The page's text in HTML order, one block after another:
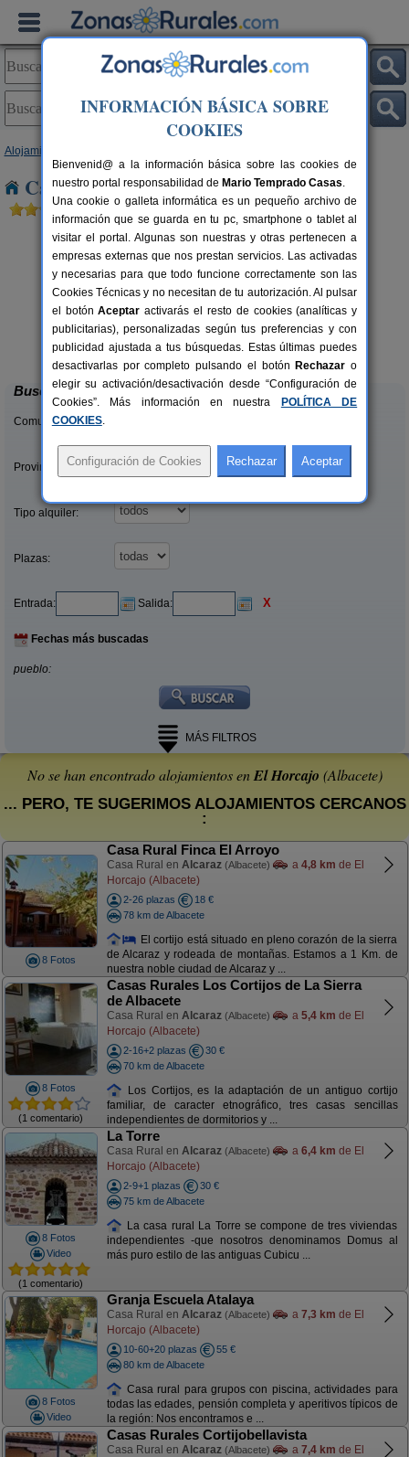
Alojamientos
Casas Rurales cerca de El Horcajo
6-16+4 pers.
desde18 €
Casas Rurales Tío Segundo
Carcelén (Albacete)
Buscar
Comunidades:
Provincias/Islas:
Tipo alquiler:
Plazas:
Entrada: Salida: X
Fechas más buscadas
pueblo:
MÁS FILTROS
No se han encontrado alojamientos enEl Horcajo (Albacete)
... PERO, TE SUGERIMOS ALOJAMIENTOS CERCANOS
:
8 Fotos
Casa Rural Finca El Arroyo
Casa Rural en Alcaraz (Albacete) a 4,8 km de El
Horcajo (Albacete)
2-26 plazas
18 €
78 km de Albacete
El cortijo está situado en pleno corazón de la sierra
de Alcaraz y rodeada de montañas. Estamos a 1 Km. de
nuestra noble ciudad de Alcaraz y ...
8 Fotos
(1 comentario)
Casas Rurales Los Cortijos de La Sierra
de Albacete
Casa Rural en Alcaraz (Albacete) a 5,4 km de El
Horcajo (Albacete)
2-16+2 plazas
30 €
70 km de Albacete
Los Cortijos, es la adaptación de un antiguo cortijo
familiar, de caracter etnográfico, tres casas sencillas
independientes de dormitorios y ...
8 Fotos
Video
(1 comentario)
La Torre
Casa Rural en Alcaraz (Albacete) a 6,4 km de El
Horcajo (Albacete)
2-9+1 plazas
30 €
75 km de Albacete
La casa rural La Torre se compone de tres viviendas
independientes -que nosotros denominamos Domus al
más puro estilo de las antiguas Cubicu ...
8 Fotos
Video
Granja Escuela Atalaya
Casa Rural en Alcaraz (Albacete) a 7,3 km de El
Horcajo (Albacete)
10-60+20 plazas
55 €
80 km de Albacete
Casa rural para grupos con piscina, actividades para
todas las edades, pensión completa y aperitivos típicos de
la región: Nos encontramos e ...
Casas Rurales Cortijobellavista
Casa Rural en Alcaraz (Albacete) a 7,4 km de El
INFORMACIÓN BÁSICA SOBRE
COOKIES
Bienvenid@ a la información básica sobre las cookies de
nuestro portal responsabilidad de Mario Temprado Casas.
Una cookie o galleta informática es un pequeño archivo de
información que se guarda en tu pc, smartphone o tablet al
visitar el portal. Algunas son nuestras y otras pertenecen a
empresas externas que nos prestan servicios. Las activadas
y necesarias para que todo funcione correctamente son las
Cookies Técnicas y no necesitan de tu autorización. Al pulsar
el botónAceptar activarás el resto de cookies (analíticas y
publicitarias), personalizadas según tus preferencias y con
publicidad ajustada a tus búsquedas. Estas últimas puedes
desactivarlas por completo pulsando el botón Rechazar o
elegir su activación/desactivación desde “Configuración de
Cookies”. Más información en nuestra
POLÍTICA DE
COOKIES.